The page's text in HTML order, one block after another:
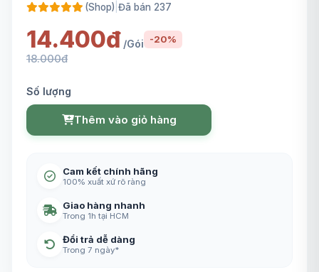
(Shop) Đã bán 237
14.400đ /Gói -20%
18.000đ
Số lượng
Thêm vào giỏ hàng
Cam kết chính hãng
100% xuất xứ rõ ràng
Giao hàng nhanh
Trong 1h tại HCM
Đổi trả dễ dàng
Trong 7 ngày*